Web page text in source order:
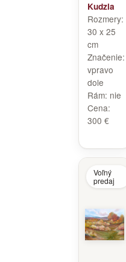
Kudzia
Rozmery:
30 x 25
cm
Značenie:
vpravo
dole
Rám: nie
Cena:
300 €
Voľný
predaj